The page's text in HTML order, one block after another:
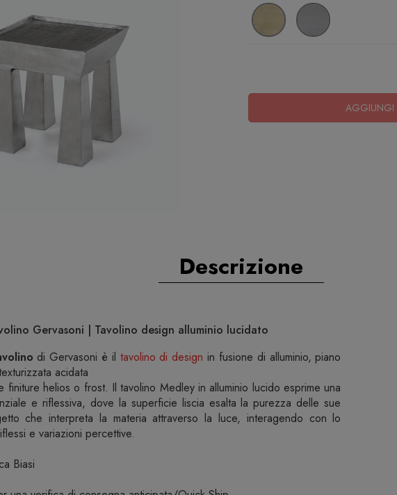
AGGIUNGI
Descrizione
Gervasoni | Tavolino design alluminio lucidato
di Gervasoni è il tavolino di design in fusione di alluminio, piano
acidata
finiture helios o frost. Il tavolino Medley in alluminio lucido esprime una
e riflessiva, dove la superficie liscia esalta la purezza delle sue
che interpreta la materia attraverso la luce, interagendo con lo
e variazioni percettive.
Biasi